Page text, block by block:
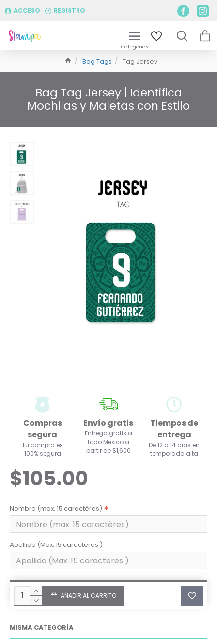
ACCESO REGISTRO
Bag Tags Tag Jersey
Bag Tag Jersey | Identifica
Mochilas y Maletas con Estilo
Compras
segura
Tu compra es
100% segura
Envío gratis
Entrega gratis a
todo Mexico a
partir de $1,600
Tiempos de
entrega
De 12 a 14 dias en
temporada alta
$105.00
Nombre (max. 15 caractères)
Apellido (Max. 15 caracteres )
AÑADIR AL CARRITO
MISMA CATEGORÍA